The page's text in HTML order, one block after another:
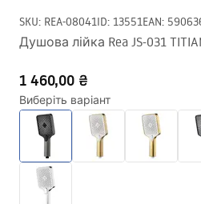
SKU: REA-08041ID: 13551EAN:
Душова лійка Rea JS-031
1 460,00 ₴
Виберіть варіант